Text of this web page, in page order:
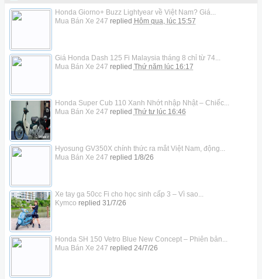
Honda Giorno+ Buzz Lightyear về Việt Nam? Giá...
Mua Bán Xe 247 replied Hôm qua, lúc 15:57
Giá Honda Dash 125 Fi Malaysia tháng 8 chỉ từ 74...
Mua Bán Xe 247 replied Thứ năm lúc 16:17
Honda Super Cub 110 Xanh Nhớt nhập Nhật – Chiếc...
Mua Bán Xe 247 replied Thứ tư lúc 16:46
Hyosung GV350X chính thức ra mắt Việt Nam, động...
Mua Bán Xe 247 replied 1/8/26
Xe tay ga 50cc Fi cho học sinh cấp 3 – Vì sao...
Kymco replied 31/7/26
Honda SH 150 Vetro Blue New Concept – Phiên bản...
Mua Bán Xe 247 replied 24/7/26